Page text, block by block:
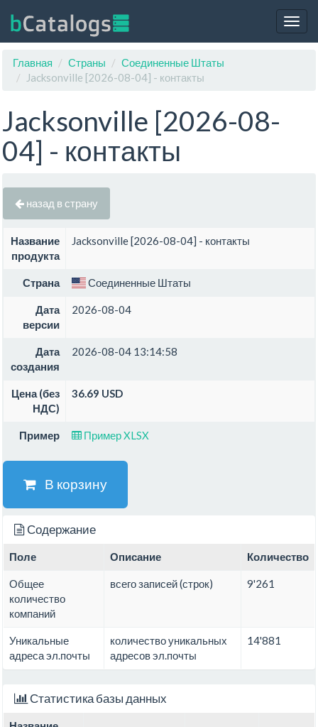
Главная
Страны
Соединенные Штаты
Jacksonville [2026-08-04] - контакты
Jacksonville [2026-08-
04] - контакты
назад в страну
Название
продукта
Jacksonville [2026-08-04] - контакты
Страна Соединенные Штаты
Дата
версии
2026-08-04
Дата
создания
2026-08-04 13:14:58
Цена (без
НДС)
36.69 USD
Пример Пример XLSX
В корзину
Содержание
Поле Описание Количество
Общее
количество
компаний
всего записей (строк) 9'261
Уникальные
адреса эл.почты
количество уникальных
адресов эл.почты
14'881
Статистика базы данных